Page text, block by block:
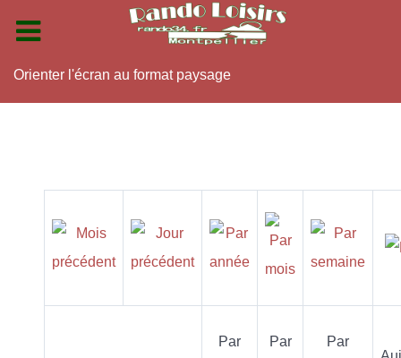
Orienter l'écran au format paysage
Par
Par
Par